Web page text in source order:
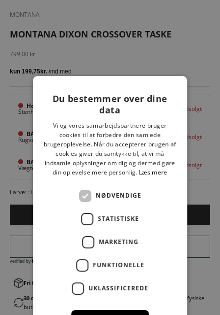
MONTANA
MONTANA DIXON CROSSOVER TASKE
Salgspris
799,00 kr
Hovedlager
Stenhuggervej 10, Udsolgt
BAGGI Tarup Center
Rugvang 36, Odense NV Udsolgt
BAGGI Nyborg
Vægtergade 1, Nyborg Udsolgt
Farve: BROWN 200
Udsolgt
Fri fragt v. køb over 499,00 kr.
30 dages fortrydelsesret
│Byt eller returner gratis i en af vores fysiske
butikker
Du bestemmer over dine
data
Vi og vores samarbejdspartnere bruger
cookies til at forbedre den samlede
brugeroplevelse. Når du accepterer brugen af
cookies giver du samtykke til, at vi må
indsamle oplysninger om dig og dermed gøre
din oplevelse mere personlig. Læs mere
NØDVENDIGE
STATISTISKE
MARKETING
FUNKTIONELLE
UKLASSIFICEREDE